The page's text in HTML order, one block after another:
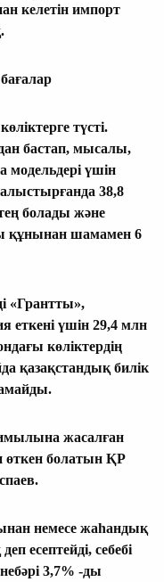
келетін импорт
түсті.
бастап, мысалы,
модельдері үшін
38,8
тең болады және
құнынан шамамен 6
«Грантты»,
еткені үшін 29,4 млн
көліктердің
қазақстандық билік
жасалған
өткен болатын ҚР
немесе жаһандық
есептейді, себебі
3,7% -ды